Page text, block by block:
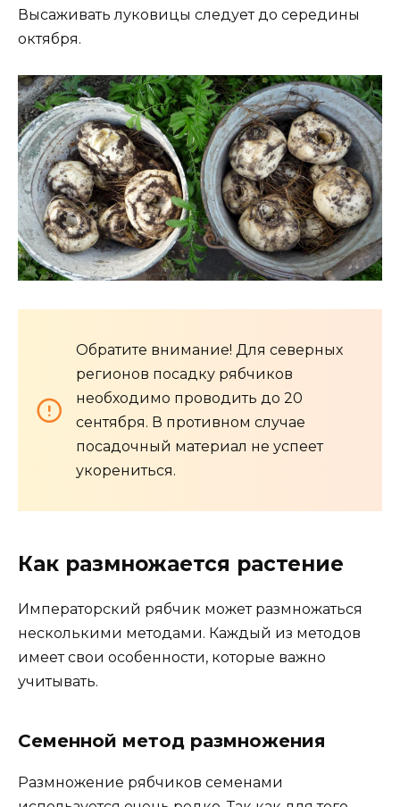
Высаживать луковицы следует до середины
октября.
Обратите внимание! Для северных
регионов посадку рябчиков
необходимо проводить до 20
сентября. В противном случае
посадочный материал не успеет
укорениться.
Как размножается растение
Императорский рябчик может размножаться
несколькими методами. Каждый из методов
имеет свои особенности, которые важно
учитывать.
Семенной метод размножения
Размножение рябчиков семенами